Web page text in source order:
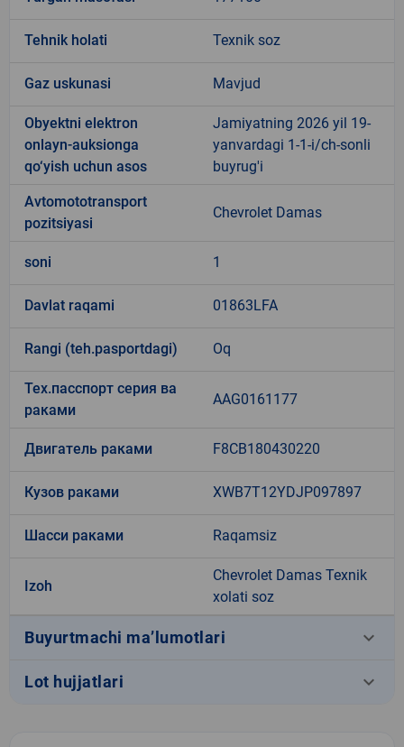
Tehnik holati Texnik soz
Gaz uskunasi Mavjud
Obyektni elektron
onlayn-auksionga
qo‘yish uchun asos
Jamiyatning 2026 yil 19-
yanvardagi 1-1-i/ch-sonli
buyrug'i
Avtomototransport
pozitsiyasi
Chevrolet Damas
soni 1
Davlat raqami 01863LFA
Rangi (teh.pasportdagi) Oq
Тех.пасспорт серия ва
раками
AAG0161177
Двигатель раками F8CB180430220
Кузов раками XWB7T12YDJP097897
Шасси раками Raqamsiz
Izoh
Chevrolet Damas Texnik
xolati soz
Buyurtmachi ma’lumotlari keyboard_arrow_down
Lot hujjatlari keyboard_arrow_down